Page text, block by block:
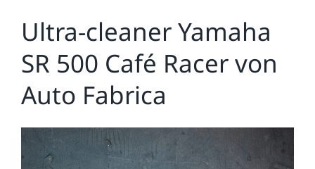
Ultra-cleaner Yamaha
SR 500 Café Racer von
Auto Fabrica
Zeige
grösseres